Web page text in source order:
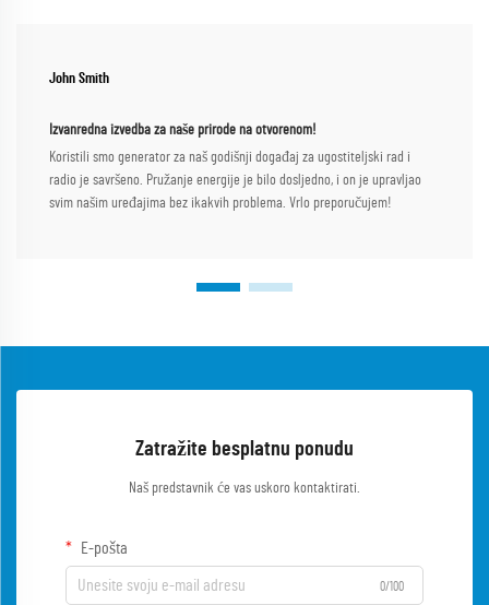
John Smith
Izvanredna izvedba za naše prirode na otvorenom!
Koristili smo generator za naš godišnji događaj za ugostiteljski rad i
radio je savršeno. Pružanje energije je bilo dosljedno, i on je upravljao
svim našim uređajima bez ikakvih problema. Vrlo preporučujem!
Zatražite besplatnu ponudu
Naš predstavnik će vas uskoro kontaktirati.
E-pošta
0/100